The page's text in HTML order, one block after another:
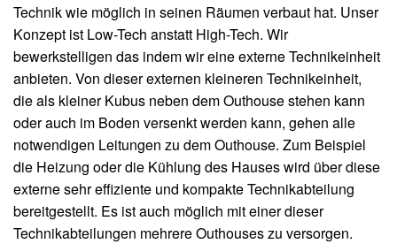
Technik wie möglich in seinen Räumen verbaut hat. Unser
Konzept ist Low-Tech anstatt High-Tech. Wir
bewerkstelligen das indem wir eine externe Technikeinheit
anbieten. Von dieser externen kleineren Technikeinheit,
die als kleiner Kubus neben dem Outhouse stehen kann
oder auch im Boden versenkt werden kann, gehen alle
notwendigen Leitungen zu dem Outhouse. Zum Beispiel
die Heizung oder die Kühlung des Hauses wird über diese
externe sehr effiziente und kompakte Technikabteilung
bereitgestellt. Es ist auch möglich mit einer dieser
Technikabteilungen mehrere Outhouses zu versorgen.